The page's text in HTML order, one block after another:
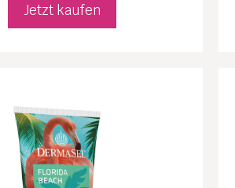
Jetzt kaufen